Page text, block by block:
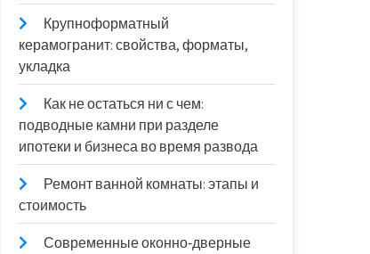
Крупноформатный
керамогранит: свойства, форматы,
укладка
Как не остаться ни с чем:
подводные камни при разделе
ипотеки и бизнеса во время развода
Ремонт ванной комнаты: этапы и
стоимость
Современные оконно‑дверные